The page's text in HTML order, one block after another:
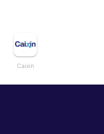
Caixin